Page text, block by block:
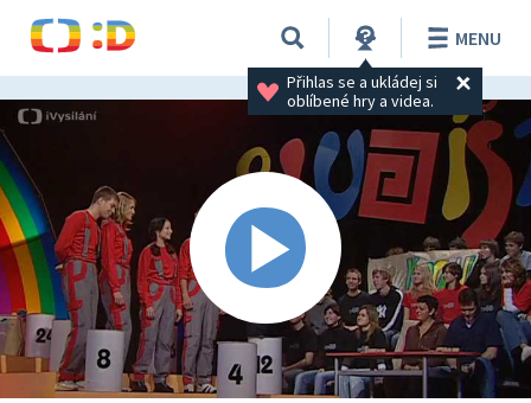
Přihlas se a ukládej si
oblíbené hry a videa.
MENU